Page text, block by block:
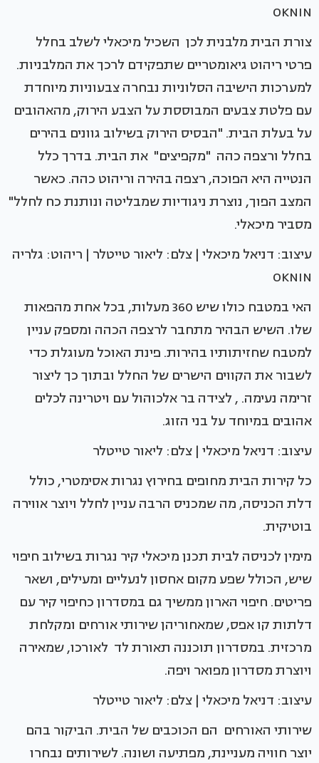
OKNIN
צורת הבית מלבנית לכן השכיל מיכאלי לשלב בחלל
פרטי ריהוט גיאומטריים שתפקידם לרכך את המלבניות.
למערכות הישיבה הסלוניות נבחרה צבעוניות מיוחדת
עם פלטת צבעים המבוססת על הצבע הירוק, מהאהובים
על בעלת הבית. "הבסיס הירוק בשילוב גוונים בהירים
בחלל ורצפה כהה "מקפיצים" את הבית. בדרך כלל
הנטייה היא הפוכה, רצפה בהירה וריהוט כהה. כאשר
המצב הפוך, נוצרת ניגודיות שמבליטה ונותנת כח לחלל"
מסביר מיכאלי.
עיצוב: דניאל מיכאלי | צלם: ליאור טייטלר | ריהוט: גלריה
OKNIN
האי במטבח כולו שיש 360 מעלות, בכל אחת מהפאות
שלו. השיש הבהיר מתחבר לרצפה הכהה ומספק עניין
למטבח שחזיתותיו בהירות. פינת האוכל מעוגלת כדי
לשבור את הקווים הישרים של החלל ובתוך כך ליצור
זרימה נעימה. , לצידה בר אלכוהול עם ויטרינה לכלים
אהובים במיוחד על בני הזוג.
עיצוב: דניאל מיכאלי | צלם: ליאור טייטלר
כל קירות הבית מחופים בחירוץ נגרות אסימטרי, כולל
דלת הכניסה, מה שמכניס הרבה עניין לחלל ויוצר אווירה
בוטיקית.
מימין לכניסה לבית תכנן מיכאלי קיר נגרות בשילוב חיפוי
שיש, הכולל שפע מקום אחסון לנעליים ומעילים, ושאר
פריטים. חיפוי הארון ממשיך גם במסדרון כחיפוי קיר עם
דלתות קו אפס, שמאחוריהן שירותי אורחים ומקלחת
מרכזית. במסדרון תוכננה תאורת לד לאורכו, שמאירה
ויוצרת מסדרון מפואר ויפה.
עיצוב: דניאל מיכאלי | צלם: ליאור טייטלר
שירותי האורחים הם הכוכבים של הבית. הביקור בהם
יוצר חוויה מעניינת, מפתיעה ושונה. לשירותים נבחרו